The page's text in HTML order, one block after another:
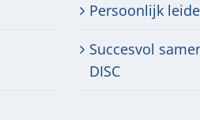
Persoonlijk
Succesvol
DISC